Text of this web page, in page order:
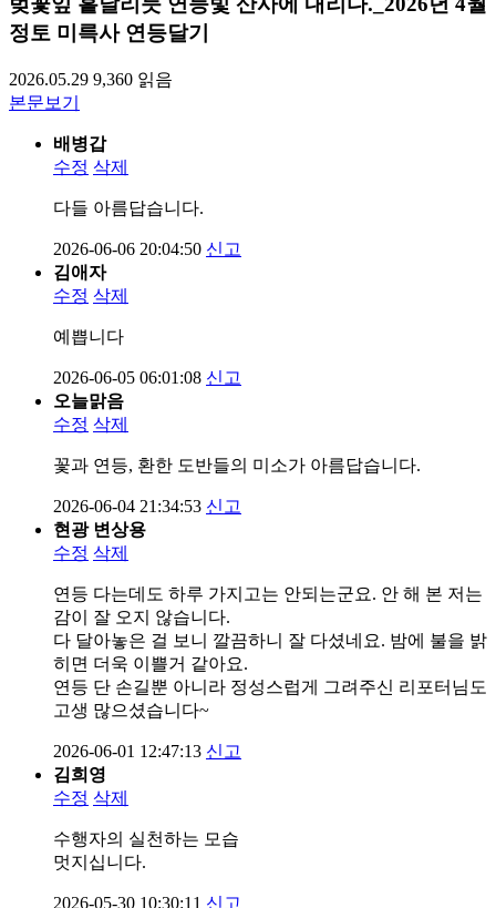
정토 미륵사 연등달기
2026.05.29 9,360 읽음
본문보기
배병갑
수정 삭제
다들 아름답습니다.
2026-06-06 20:04:50 신고
김애자
수정 삭제
예쁩니다
2026-06-05 06:01:08 신고
오늘맑음
수정 삭제
꽃과 연등, 환한 도반들의 미소가 아름답습니다.
2026-06-04 21:34:53 신고
현광 변상용
수정 삭제
연등 다는데도 하루 가지고는 안되는군요. 안 해 본 저는
감이 잘 오지 않습니다.
다 달아놓은 걸 보니 깔끔하니 잘 다셨네요. 밤에 불을 밝
히면 더욱 이쁠거 같아요.
연등 단 손길뿐 아니라 정성스럽게 그려주신 리포터님도
고생 많으셨습니다~
2026-06-01 12:47:13 신고
김희영
수정 삭제
수행자의 실천하는 모습
멋지십니다.
2026-05-30 10:30:11 신고